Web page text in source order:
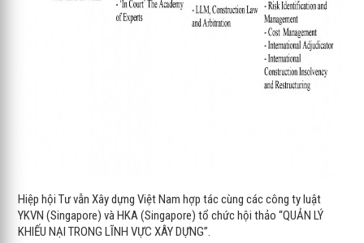
Hiệp hội Tư vẫn Xây dựng Việt Nam hợp tác cùng các công ty luật
YKVN (Singapore) và HKA (Singapore) tổ chức hội thảo “QUẢN LÝ
KHIẾU NẠI TRONG LĨNH VỰC XÂY DỰNG”.